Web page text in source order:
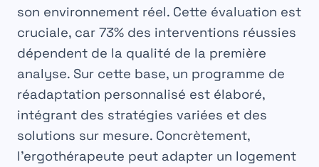
son environnement réel. Cette évaluation est
cruciale, car 73% des interventions réussies
dépendent de la qualité de la première
analyse. Sur cette base, un programme de
réadaptation personnalisé est élaboré,
intégrant des stratégies variées et des
solutions sur mesure. Concrètement,
l’ergothérapeute peut adapter un logement